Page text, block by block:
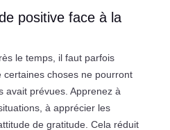
positive face à la
le temps, il faut parfois
choses ne pourront
avait prévues. Apprenez à
à apprécier les
de gratitude. Cela réduit